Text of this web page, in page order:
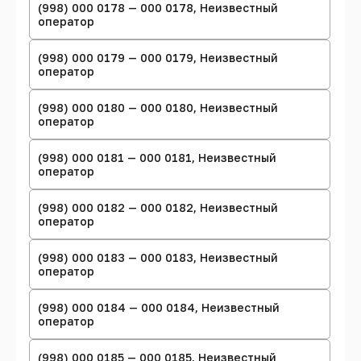
(998) 000 0178 — 000 0178, Неизвестный
оператор
(998) 000 0179 — 000 0179, Неизвестный
оператор
(998) 000 0180 — 000 0180, Неизвестный
оператор
(998) 000 0181 — 000 0181, Неизвестный
оператор
(998) 000 0182 — 000 0182, Неизвестный
оператор
(998) 000 0183 — 000 0183, Неизвестный
оператор
(998) 000 0184 — 000 0184, Неизвестный
оператор
(998) 000 0185 — 000 0185, Неизвестный